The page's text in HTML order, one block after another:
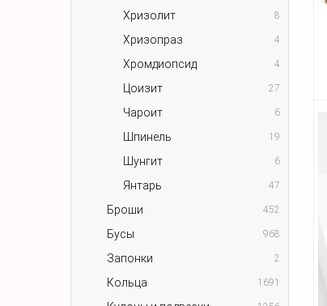
Хризолит 8
Хризопраз 4
Хромдиопсид 4
Цоизит 27
Чароит 6
Шпинель 19
Шунгит 6
Янтарь 47
Броши 452
Бусы 968
Запонки 2
Кольца 1691